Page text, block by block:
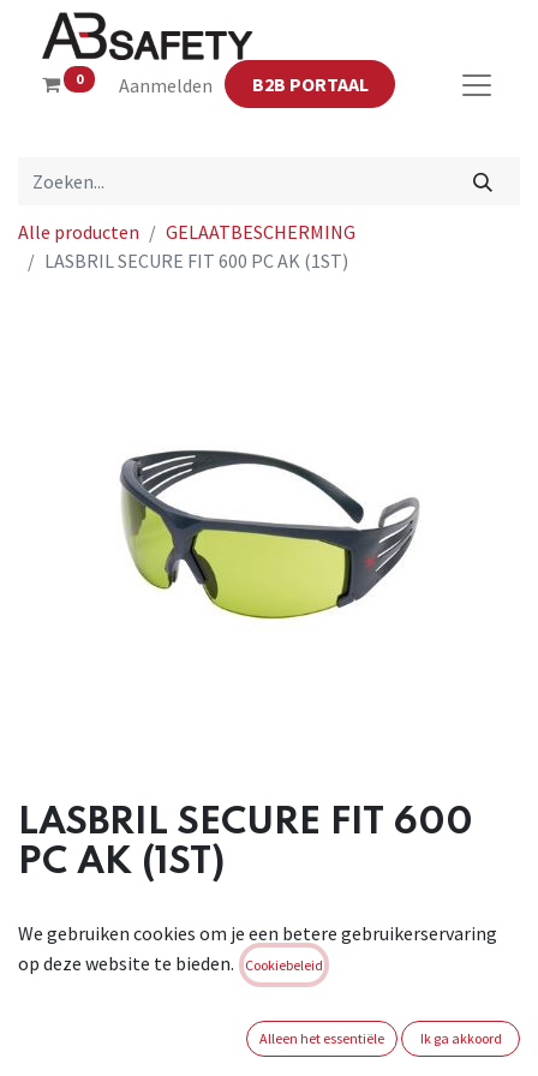
0 Aanmelden B2B PORTAAL
Alle producten
GELAATBESCHERMING
LASBRIL SECURE FIT 600 PC AK (1ST)
LASBRIL SECURE FIT 600
PC AK (1ST)
technology voor een stevige en veilige pasvorm. Voorzien
van een
bevat zeer goede kleurherkenning, zorgt voor een goed
We gebruiken cookies om je een betere gebruikerservaring
op deze website te bieden.
Cookiebeleid
Alleen het essentiële Ik ga akkoord